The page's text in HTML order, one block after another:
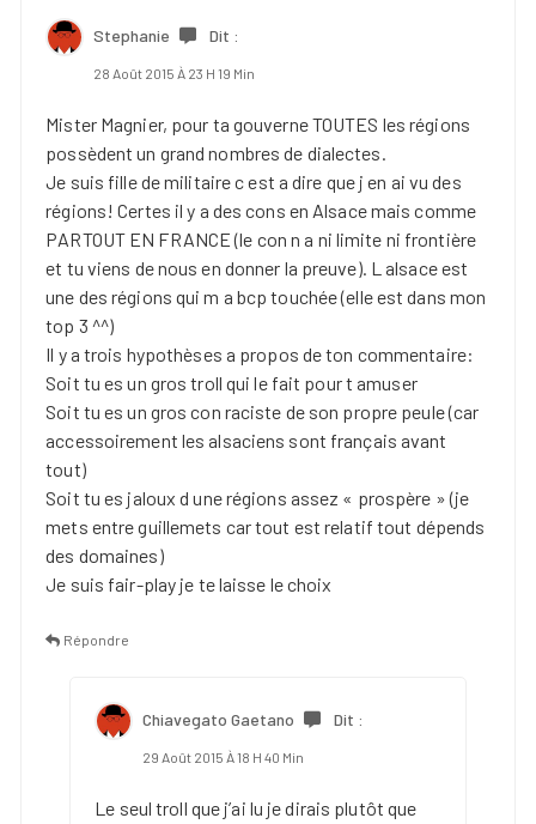
commentaires
Stephanie Dit :
28 Août 2015 À 23 H 19 Min
Mister Magnier, pour ta gouverne TOUTES les régions
possèdent un grand nombres de dialectes.
Je suis fille de militaire c est a dire que j en ai vu des
régions! Certes il y a des cons en Alsace mais comme
PARTOUT EN FRANCE (le con n a ni limite ni frontière
et tu viens de nous en donner la preuve). L alsace est
une des régions qui m a bcp touchée (elle est dans mon
top 3 ^^)
Il y a trois hypothèses a propos de ton commentaire:
Soit tu es un gros troll qui le fait pour t amuser
Soit tu es un gros con raciste de son propre peule (car
accessoirement les alsaciens sont français avant
tout)
Soit tu es jaloux d une régions assez « prospère » (je
mets entre guillemets car tout est relatif tout dépends
des domaines)
Je suis fair-play je te laisse le choix
Répondre
Chiavegato Gaetano Dit :
29 Août 2015 À 18 H 40 Min
Le seul troll que j’ai lu je dirais plutôt que